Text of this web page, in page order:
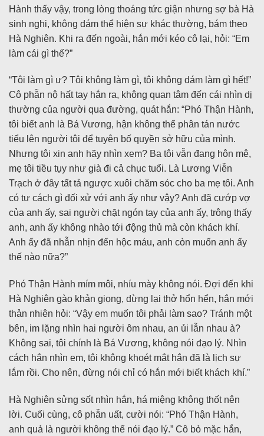
Hành thấy vậy, trong lòng thoáng tức giận nhưng sợ bà Hà
sinh nghi, không dám thể hiện sự khác thường, bám theo
Hà Nghiên. Khi ra đến ngoài, hắn mới kéo cô lại, hỏi: “Em
làm cái gì thế?”
“Tôi làm gì ư? Tôi không làm gì, tôi không dám làm gì hết!”
Cô phẫn nộ hất tay hắn ra, không quan tâm đến cái nhìn dị
thường của người qua đường, quát hắn: “Phó Thận Hành,
tôi biết anh là Bá Vương, hận không thể phân tán nước
tiểu lên người tôi để tuyên bố quyền sở hữu của mình.
Nhưng tôi xin anh hãy nhìn xem? Ba tôi vẫn đang hôn mê,
mẹ tôi tiều tụy như già đi cả chục tuổi. Là Lương Viễn
Trạch ở đây tất tả ngược xuôi chăm sóc cho ba mẹ tôi. Anh
có tư cách gì đối xử với anh ấy như vậy? Anh đã cướp vợ
của anh ấy, sai người chặt ngón tay của anh ấy, trông thấy
anh, anh ấy không nhào tới động thủ mà còn khách khí.
Anh ấy đã nhẫn nhịn đến hộc máu, anh còn muốn anh ấy
thế nào nữa?”
Phó Thận Hành mím môi, nhíu mày không nói. Đợi đến khi
Hà Nghiên gào khản giọng, dừng lại thở hổn hển, hắn mới
thản nhiên hỏi: “Vậy em muốn tôi phải làm sao? Tránh một
bên, im lặng nhìn hai người ôm nhau, an ủi lẫn nhau à?
Không sai, tôi chính là Bá Vương, không nói đạo lý. Nhìn
cách hắn nhìn em, tôi không khoét mắt hắn đã là lịch sự
lắm rồi. Cho nên, đừng nói chỉ có hắn mới biết khách khí.”
Hà Nghiên sửng sốt nhìn hắn, há miệng không thốt nên
lời. Cuối cùng, cô phẫn uất, cười nói: “Phó Thận Hành,
anh quả là người không thể nói đạo lý.” Cô bỏ mặc hắn,